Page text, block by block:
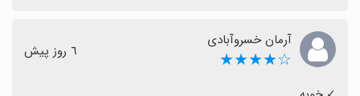
آرمان خسروآبادی
☆★★★★ ٦ روز پیش